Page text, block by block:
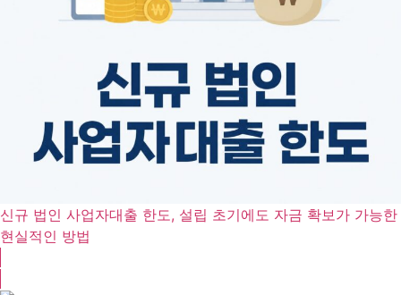
신규 법인 사업자대출 한도, 설립 초기에도 자금 확보가 가능한
현실적인 방법